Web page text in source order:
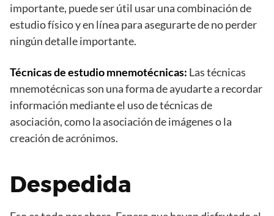
importante, puede ser útil usar una combinación de
estudio físico y en línea para asegurarte de no perder
ningún detalle importante.
Técnicas de estudio mnemotécnicas: Las técnicas
mnemotécnicas son una forma de ayudarte a recordar
información mediante el uso de técnicas de
asociación, como la asociación de imágenes o la
creación de acrónimos.
Despedida